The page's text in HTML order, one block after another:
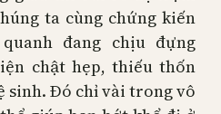
ta cùng chứng kiến
đang chịu đựng
chật hẹp, thiếu thốn
sinh. Đó chỉ vài trong vô